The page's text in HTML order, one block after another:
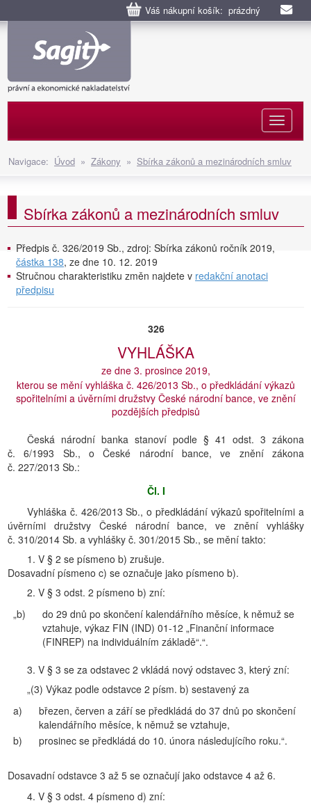
Váš nákupní košík: prázdný
Navigace: Úvod » Zákony » Sbírka zákonů a mezinárodních smluv
Sbírka zákonů a mezinárodních smluv
Předpis č. 326/2019 Sb., zdroj: Sbírka zákonů ročník 2019,
částka 138, ze dne 10. 12. 2019
Stručnou charakteristiku změn najdete v redakční anotaci
předpisu
326
VYHLÁŠKA
ze dne 3. prosince 2019,
kterou se mění vyhláška č. 426/2013 Sb., o předkládání výkazů
spořitelními a úvěrními družstvy České národní bance, ve znění
pozdějších předpisů
Česká národní banka stanoví podle § 41 odst. 3 zákona
č. 6/1993 Sb., o České národní bance, ve znění zákona
č. 227/2013 Sb.:
Čl. I
Vyhláška č. 426/2013 Sb., o předkládání výkazů spořitelními a
úvěrními družstvy České národní bance, ve znění vyhlášky
č. 310/2014 Sb. a vyhlášky č. 301/2015 Sb., se mění takto:
1. V § 2 se písmeno b) zrušuje.
Dosavadní písmeno c) se označuje jako písmeno b).
2. V § 3 odst. 2 písmeno b) zní:
„b)
do 29 dnů po skončení kalendářního měsíce, k němuž se
vztahuje, výkaz FIN (IND) 01-12 „Finanční informace
(FINREP) na individuálním základě“.“.
3. V § 3 se za odstavec 2 vkládá nový odstavec 3, který zní:
„(3) Výkaz podle odstavce 2 písm. b) sestavený za
a)
březen, červen a září se předkládá do 37 dnů po skončení
kalendářního měsíce, k němuž se vztahuje,
b)
prosinec se předkládá do 10. února následujícího roku.“.
Dosavadní odstavce 3 až 5 se označují jako odstavce 4 až 6.
4. V § 3 odst. 4 písmeno d) zní: